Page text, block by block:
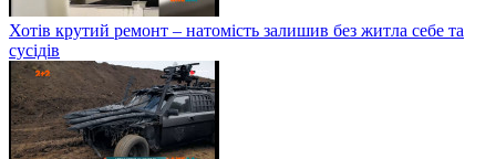
Хотів крутий ремонт – натомість залишив без житла себе та
сусідів